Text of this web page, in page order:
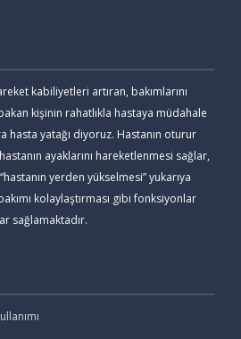
kabiliyetleri artıran, bakımlarını
kişinin rahatlıkla hastaya müdahale
hasta yatağı diyoruz. Hastanın oturur
ayaklarını hareketlenmesi sağlar,
yerden yükselmesi” yukarıya
kolaylaştırması gibi fonksiyonlar
sağlamaktadır.